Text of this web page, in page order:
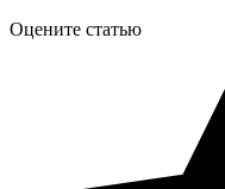
Оцените статью